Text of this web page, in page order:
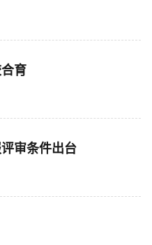
育
审条件出台